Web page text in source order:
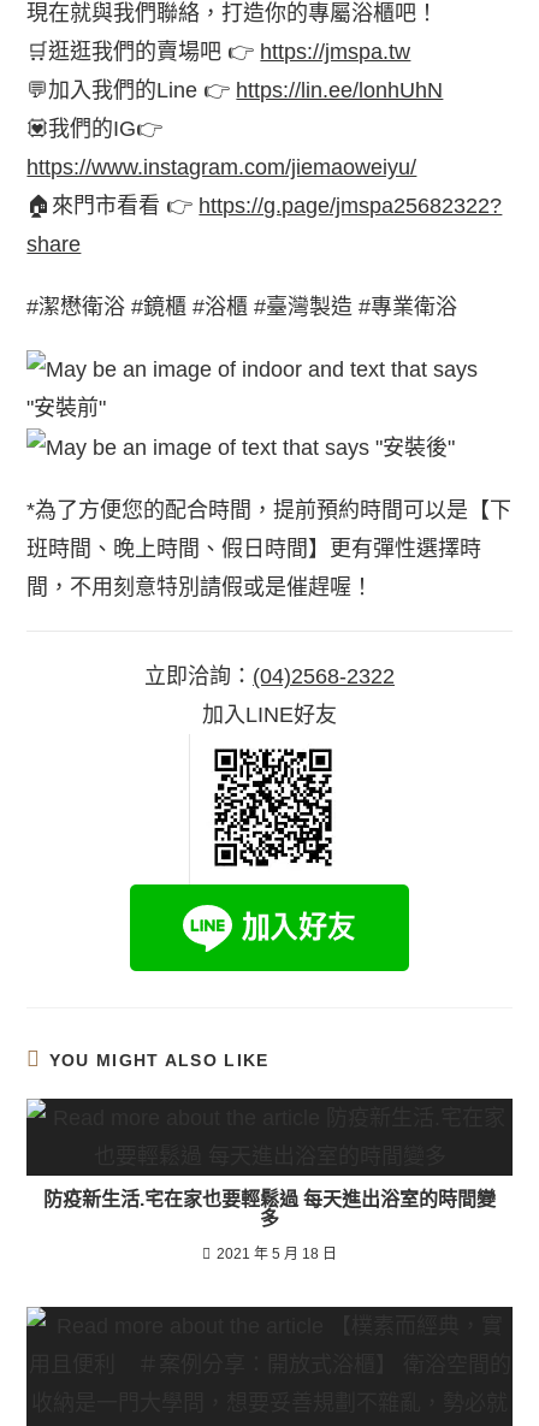
現在就與我們聯絡，打造你的專屬浴櫃吧！
🛒逛逛我們的賣場吧 👉 https://jmspa.tw
💬加入我們的Line 👉 https://lin.ee/lonhUhN
💟我們的IG👉
https://www.instagram.com/jiemaoweiyu/
🏠來門市看看 👉 https://g.page/jmspa25682322?
share
#潔懋衛浴 #鏡櫃 #浴櫃 #臺灣製造 #專業衛浴
*為了方便您的配合時間，提前預約時間可以是【下
班時間、晚上時間、假日時間】更有彈性選擇時
間，不用刻意特別請假或是催趕喔！
立即洽詢： (04)2568-2322
加入LINE好友
YOU MIGHT ALSO LIKE
防疫新生活.宅在家也要輕鬆過 每天進出浴室的時間變
多
2021 年 5 月 18 日